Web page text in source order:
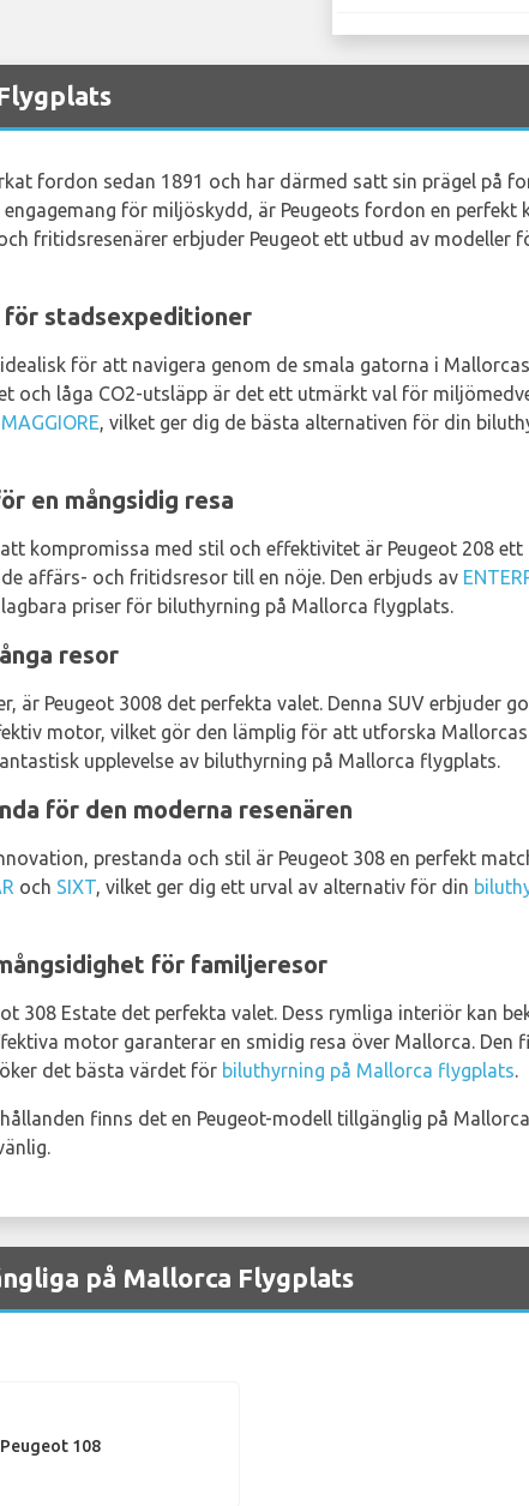
fordon sedan 1891 och har därmed satt sin prägel på
för miljöskydd, är Peugeots fordon en perfekt
fritidsresenärer erbjuder Peugeot ett utbud av modeller
stadsexpeditioner
för att navigera genom de smala gatorna i
och låga CO2-utsläpp är det ett utmärkt val för
MAGGIORE, vilket ger dig de bästa alternativen för din
en mångsidig resa
kompromissa med stil och effektivitet är Peugeot 208 ett
affärs- och fritidsresor till en nöje. Den erbjuds av
priser för biluthyrning på Mallorca flygplats.
resor
är Peugeot 3008 det perfekta valet. Denna SUV erbjuder
motor, vilket gör den lämplig för att utforska Mallorcas
upplevelse av biluthyrning på Mallorca flygplats.
för den moderna resenären
prestanda och stil är Peugeot 308 en perfekt
och SIXT, vilket ger dig ett urval av alternativ för din
för familjeresor
308 Estate det perfekta valet. Dess rymliga interiör kan
motor garanterar en smidig resa över Mallorca. Den
det bästa värdet för biluthyrning på Mallorca flygplats.
finns det en Peugeot-modell tillgänglig på
på Mallorca Flygplats
Peugeot 108